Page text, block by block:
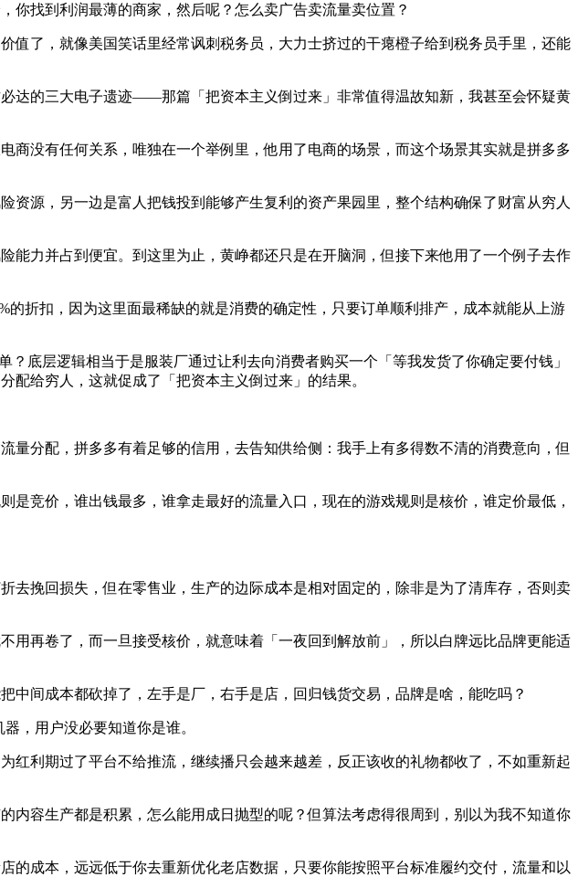
你找到利润最薄的商家，然后呢？怎么卖广告卖流量卖位置？
了，就像美国笑话里经常讽刺税务员，大力士挤过的干瘪橙子给到税务员手里，还能
达的三大电子遗迹——那篇「把资本主义倒过来」非常值得温故知新，我甚至会怀疑黄
商没有任何关系，唯独在一个举例里，他用了电商的场景，而这个场景其实就是拼多多
源，另一边是富人把钱投到能够产生复利的资产果园里，整个结构确保了财富从穷人
力并占到便宜。到这里为止，黄峥都还只是在开脑洞，但接下来他用了一个例子去作
的折扣，因为这里面最稀缺的就是消费的确定性，只要订单顺利排产，成本就能从上游
底层逻辑相当于是服装厂通过让利去向消费者购买一个「等我发货了你确定要付钱」
给穷人，这就促成了「把资本主义倒过来」的结果。
分配，拼多多有着足够的信用，去告知供给侧：我手上有多得数不清的消费意向，但
竞价，谁出钱最多，谁拿走最好的流量入口，现在的游戏规则是核价，谁定价最低，
去挽回损失，但在零售业，生产的边际成本是相对固定的，除非是为了清库存，否则卖
再卷了，而一旦接受核价，就意味着「一夜回到解放前」，所以白牌远比品牌更能适
间成本都砍掉了，左手是厂，右手是店，回归钱货交易，品牌是啥，能吃吗？
，用户没必要知道你是谁。
利期过了平台不给推流，继续播只会越来越差，反正该收的礼物都收了，不如重新起
容生产都是积累，怎么能用成日抛型的呢？但算法考虑得很周到，别以为我不知道你
成本，远远低于你去重新优化老店数据，只要你能按照平台标准履约交付，流量和以